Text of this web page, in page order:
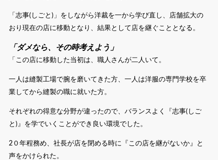
「志事(しごと)」をしながら洋裁を一から学び直し、店舗拡大の
おり現在の店に移動となり、結果として店を継ぐこととなる。
「ダメなら、その時考えよう」
「この店に移動した当初は、職人さんが二人いて。
一人は縫製工場で腕を磨いてきた方、一人は洋服の専門学校を卒
業してから縫製の職に就いた方。
それぞれの得意な分野が違ったので、バランスよく『志事(しご
と)』を学でいくことができ良い環境でした。
2０年程務め、社長が店を閉める時に『この店を継がないか』と
声をかけられた。